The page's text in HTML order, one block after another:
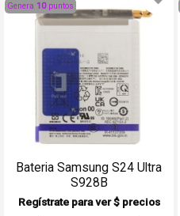
Genera 10puntos
Bateria Samsung S24 Ultra
S928B
Regístrate para ver $ precios